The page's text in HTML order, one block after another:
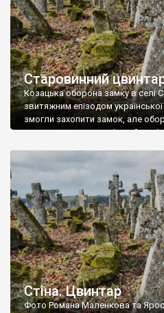
Старовинний
Козацька оборона замку в селі
звитяжним епізодом української
змогли захопити замок, але
поховали на цвинтарі, який
ньому чимало хрестів 19
Стіна. Цвинтар
Фото Романа Маленкова та